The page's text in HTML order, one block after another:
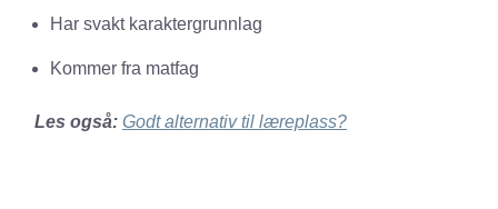
Har svakt karaktergrunnlag
Kommer fra matfag
Les også: Godt alternativ til læreplass?